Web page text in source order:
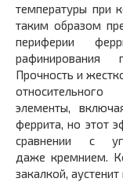
температуры при
таким образом
периферии
рафинирования
Прочность и
элементы,
феррита, но этот
сравнении с
даже кремнием.
закалкой,